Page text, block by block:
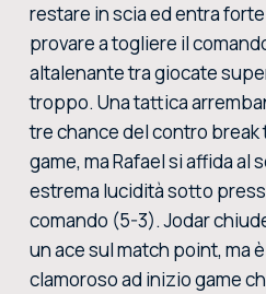
restare in scia ed entra
provare a togliere il
altalenante tra giocate
troppo. Una tattica
tre chance del contro
game, ma Rafael si affida al
estrema lucidità sotto
comando (5-3). Jodar
un ace sul match point, ma
clamoroso ad inizio game